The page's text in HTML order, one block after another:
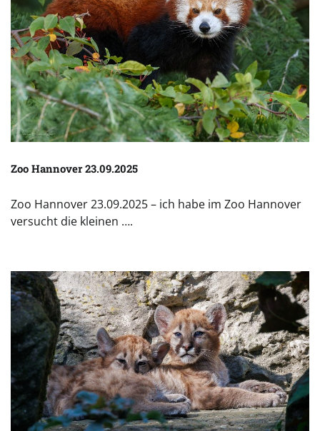
Zoo Hannover 23.09.2025
Zoo Hannover 23.09.2025 – ich habe im Zoo Hannover
versucht die kleinen ….